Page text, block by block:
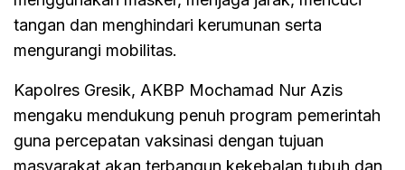
tangan dan menghindari kerumunan serta
mengurangi mobilitas.
Kapolres Gresik, AKBP Mochamad Nur Azis
mengaku mendukung penuh program pemerintah
guna percepatan vaksinasi dengan tujuan
masyarakat akan terbangun kekebalan tubuh dan